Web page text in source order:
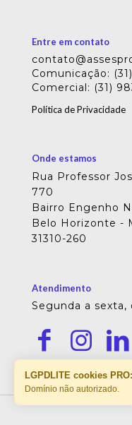
Entre em contato
Comunicação:
Comercial: (31)
Política de Privacidade
Onde estamos
Rua Professor
770
Bairro Engenho
Belo Horizonte -
31310-260
Atendimento
Segunda a sexta,
LGPDLITE cookies PRO:
Domínio não autorizado.